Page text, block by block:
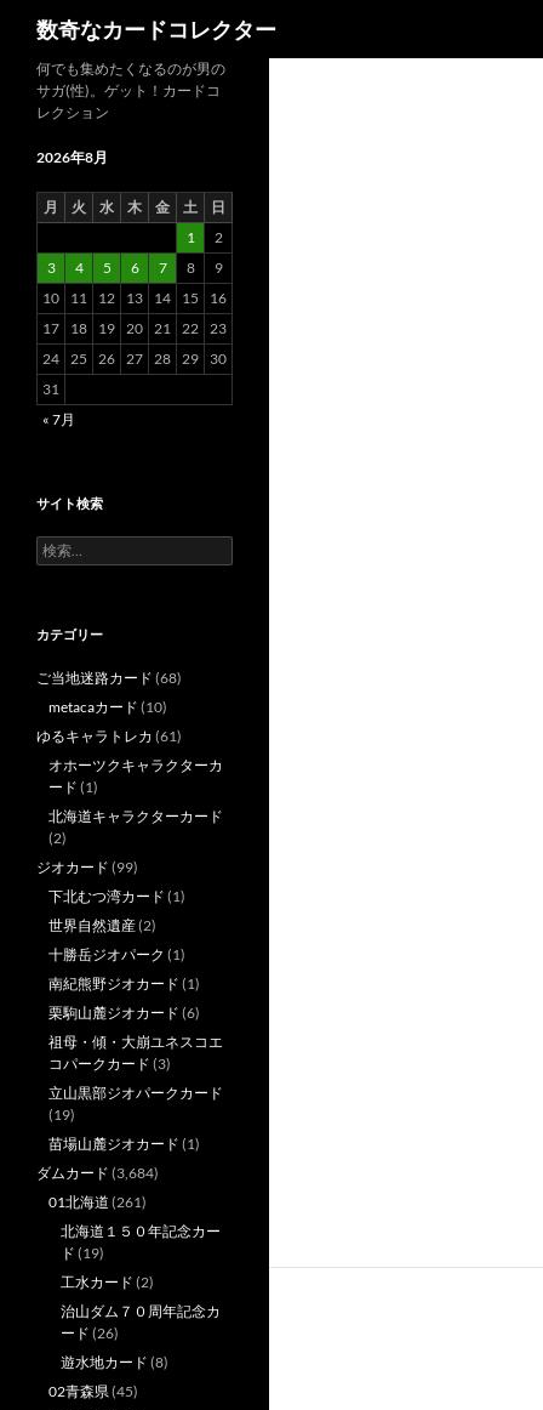
数奇なカードコレクター
何でも集めたくなるのが男の
サガ(性)。ゲット！カードコ
レクション
2026年8月
月 火 水 木 金 土
日
1
2
3
4 5 6 7 8
9
10
11 12 13 14 15
16
17
18 19 20 21 22 23
24 25 26 27 28 29
30
31
« 7月
サイト検索
検
索:
カテゴリー
ご当地迷路カード (68)
metacaカード (10)
ゆるキャラトレカ (61)
オホーツクキャラクターカ
ード (1)
北海道キャラクターカード
(2)
ジオカード (99)
下北むつ湾カード (1)
世界自然遺産(2)
十勝岳ジオパーク (1)
南紀熊野ジオカード (1)
栗駒山麓ジオカード (6)
祖母・傾・大崩ユネスコエ
コパークカード (3)
立山黒部ジオパークカード
(19)
苗場山麓ジオカード (1)
ダムカード (3,684)
01北海道 (261)
北海道１５０年記念カー
ド (19)
工水カード (2)
治山ダム７０周年記念カ
ード (26)
遊水地カード (8)
02青森県(45)